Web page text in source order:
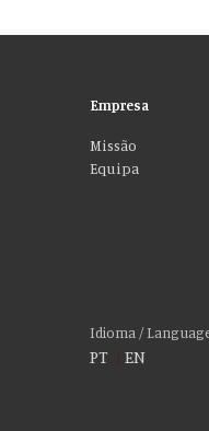
Empresa
Missão
Equipa
Idioma /
PT |EN